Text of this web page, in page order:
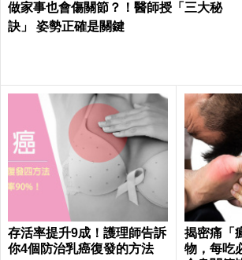
做家事也會傷關節？！醫師授「三大秘
訣」 姿勢正確是關鍵
存活率提升9成！護理師告訴
你4個防治乳癌復發的方法
揭密痛「
物，每吃